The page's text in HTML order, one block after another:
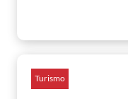
Turismo